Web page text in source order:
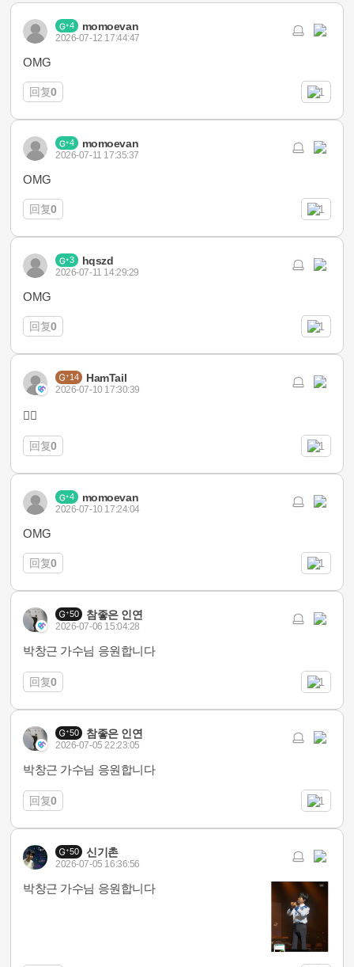
4 momoevan
2026-07-12 17:44:47
OMG
回复0 1
4 momoevan
2026-07-11 17:35:37
OMG
回复0 1
3 hqszd
2026-07-11 14:29:29
OMG
回复0 1
14 HamTail
2026-07-10 17:30:39
👍🏻
回复0 1
4 momoevan
2026-07-10 17:24:04
OMG
回复0 1
50 참좋은 인연
2026-07-06 15:04:28
박창근 가수님 응원합니다
回复0 1
50 참좋은 인연
2026-07-05 22:23:05
박창근 가수님 응원합니다
回复0 1
50 신기촌
2026-07-05 16:36:56
박창근 가수님 응원합니다